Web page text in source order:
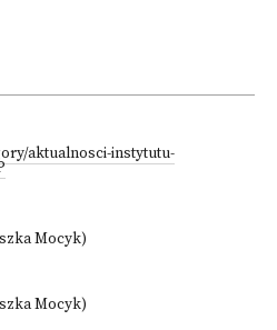
aktualnosci-instytutu-
Mocyk)
Mocyk)